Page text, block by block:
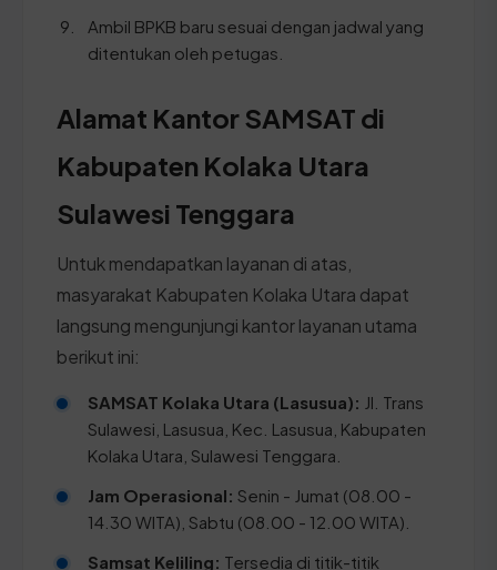
Ambil BPKB baru sesuai dengan jadwal yang
ditentukan oleh petugas.
Alamat Kantor SAMSAT di
Kabupaten Kolaka Utara
Sulawesi Tenggara
Untuk mendapatkan layanan di atas,
masyarakat Kabupaten Kolaka Utara dapat
langsung mengunjungi kantor layanan utama
berikut ini:
SAMSAT Kolaka Utara (Lasusua): Jl. Trans
Sulawesi, Lasusua, Kec. Lasusua, Kabupaten
Kolaka Utara, Sulawesi Tenggara.
Jam Operasional: Senin - Jumat (08.00 -
14.30 WITA), Sabtu (08.00 - 12.00 WITA).
Samsat Keliling: Tersedia di titik-titik